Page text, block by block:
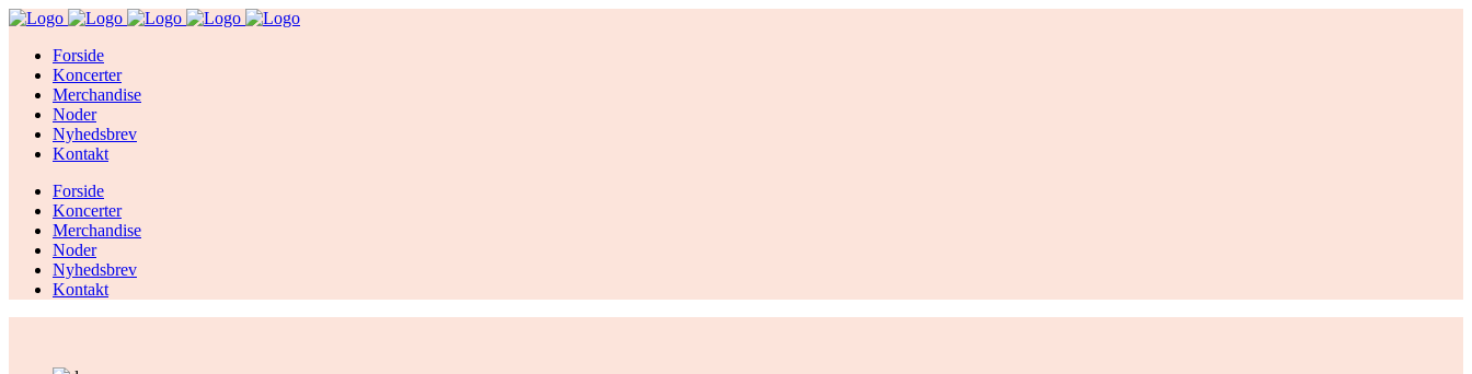
Forside
Koncerter
Merchandise
Noder
Nyhedsbrev
Kontakt
Forside
Koncerter
Merchandise
Noder
Nyhedsbrev
Kontakt